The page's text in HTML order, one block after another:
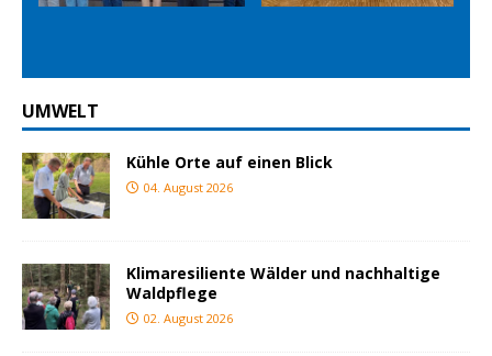
ious
t
UMWELT
Kühle Orte auf einen Blick
04. August 2026
Klimaresiliente Wälder und nachhaltige
Waldpflege
02. August 2026